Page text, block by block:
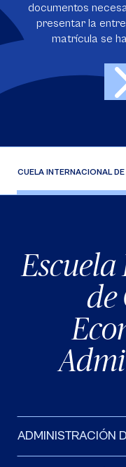
documentos
presentar la
matrícula se
ESCUELA INTERNACIONAL
de
ADMINISTRACIÓN